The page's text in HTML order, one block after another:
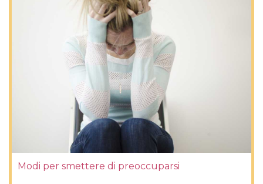
Modi per smettere di preoccuparsi